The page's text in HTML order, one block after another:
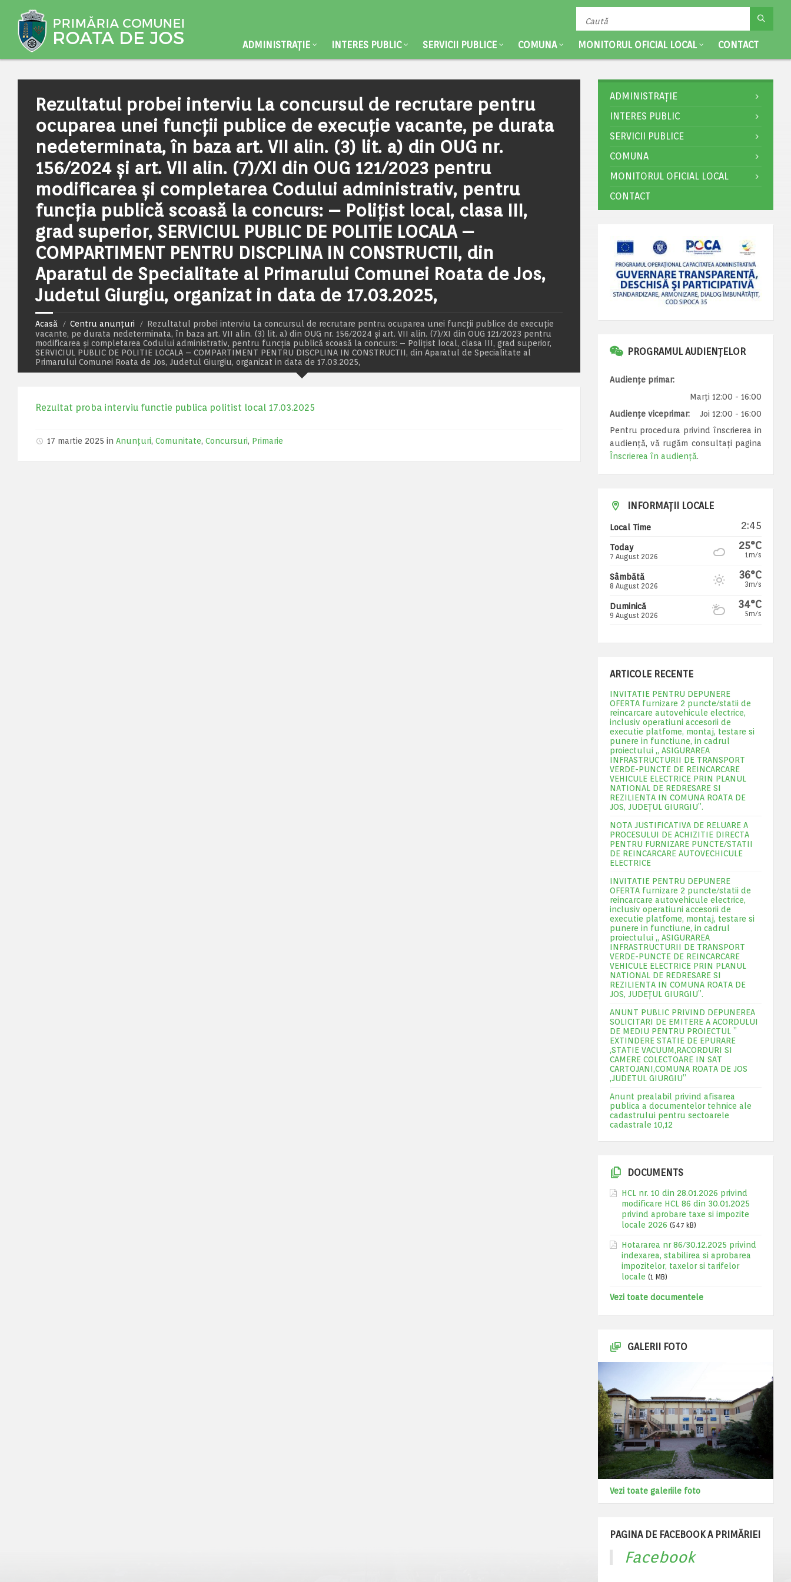
ADMINISTRAȚIE INTERES PUBLIC SERVICII PUBLICE COMUNA MONITORUL OFICIAL LOCAL CONTACT
Rezultatul probei interviu La concursul de recrutare pentru
ocuparea unei funcţii publice de execuţie vacante, pe durata
nedeterminata, în baza art. VII alin. (3) lit. a) din OUG nr.
156/2024 și art. VII alin. (7)/XI din OUG 121/2023 pentru
modificarea și completarea Codului administrativ, pentru
funcția publică scoasă la concurs: – Poliţist local, clasa III,
grad superior, SERVICIUL PUBLIC DE POLITIE LOCALA –
COMPARTIMENT PENTRU DISCPLINA IN CONSTRUCTII, din
Aparatul de Specialitate al Primarului Comunei Roata de Jos,
Judetul Giurgiu, organizat in data de 17.03.2025,
Acasă Centru anunțuri
Rezultatul probei interviu La concursul de recrutare pentru ocuparea unei funcţii publice de execuţie
vacante, pe durata nedeterminata, în baza art. VII alin. (3) lit. a) din OUG nr. 156/2024 și art. VII alin. (7)/XI din OUG 121/2023 pentru
modificarea și completarea Codului administrativ, pentru funcția publică scoasă la concurs: – Poliţist local, clasa III, grad superior,
SERVICIUL PUBLIC DE POLITIE LOCALA – COMPARTIMENT PENTRU DISCPLINA IN CONSTRUCTII, din Aparatul de Specialitate al
Primarului Comunei Roata de Jos, Judetul Giurgiu, organizat in data de 17.03.2025,
Rezultat proba interviu functie publica politist local 17.03.2025
17 martie 2025 in Anunțuri, Comunitate, Concursuri, Primarie
ADMINISTRAȚIE
INTERES PUBLIC
SERVICII PUBLICE
COMUNA
MONITORUL OFICIAL LOCAL
CONTACT
PROGRAMUL AUDIENȚELOR
Audiențe primar:
Marți 12:00 - 16:00
Audiențe viceprimar:
Joi 12:00 - 16:00
Pentru procedura privind înscrierea in
audiență, vă rugăm consultați pagina
Înscrierea în audiență.
INFORMAȚII LOCALE
Local Time 2:45
Today
7 August 2026
25°C
1m/s
Sâmbătă
8 August 2026
36°C
3m/s
Duminică
9 August 2026
34°C
5m/s
ARTICOLE RECENTE
INVITATIE PENTRU DEPUNERE
OFERTA furnizare 2 puncte/statii de
reincarcare autovehicule electrice,
inclusiv operatiuni accesorii de
executie platfome, montaj, testare si
punere in functiune, in cadrul
proiectului „ ASIGURAREA
INFRASTRUCTURII DE TRANSPORT
VERDE-PUNCTE DE REINCARCARE
VEHICULE ELECTRICE PRIN PLANUL
NATIONAL DE REDRESARE SI
REZILIENTA IN COMUNA ROATA DE
JOS, JUDEŢUL GIURGIU”.
NOTA JUSTIFICATIVA DE RELUARE A
PROCESULUI DE ACHIZITIE DIRECTA
PENTRU FURNIZARE PUNCTE/STATII
DE REINCARCARE AUTOVECHICULE
ELECTRICE
INVITATIE PENTRU DEPUNERE
OFERTA furnizare 2 puncte/statii de
reincarcare autovehicule electrice,
inclusiv operatiuni accesorii de
executie platfome, montaj, testare si
punere in functiune, in cadrul
proiectului „ ASIGURAREA
INFRASTRUCTURII DE TRANSPORT
VERDE-PUNCTE DE REINCARCARE
VEHICULE ELECTRICE PRIN PLANUL
NATIONAL DE REDRESARE SI
REZILIENTA IN COMUNA ROATA DE
JOS, JUDEŢUL GIURGIU”.
ANUNT PUBLIC PRIVIND DEPUNEREA
SOLICITARI DE EMITERE A ACORDULUI
DE MEDIU PENTRU PROIECTUL ”
EXTINDERE STATIE DE EPURARE
,STATIE VACUUM,RACORDURI SI
CAMERE COLECTOARE IN SAT
CARTOJANI,COMUNA ROATA DE JOS
,JUDETUL GIURGIU”
Anunt prealabil privind afisarea
publica a documentelor tehnice ale
cadastrului pentru sectoarele
cadastrale 10,12
DOCUMENTS
HCL nr. 10 din 28.01.2026 privind
modificare HCL 86 din 30.01.2025
privind aprobare taxe si impozite
locale 2026 (547 kB)
Hotararea nr 86/30.12.2025 privind
indexarea, stabilirea si aprobarea
impozitelor, taxelor si tarifelor
locale (1 MB)
Vezi toate documentele
GALERII FOTO
Vezi toate galeriile foto
PAGINA DE FACEBOOK A PRIMĂRIEI
Facebook